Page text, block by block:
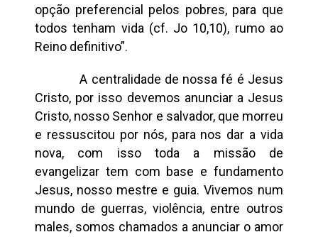
opção preferencial pelos pobres, para que
todos tenham vida (cf. Jo 10,10), rumo ao
Reino definitivo”.
A centralidade de nossa fé é Jesus
Cristo, por isso devemos anunciar a Jesus
Cristo, nosso Senhor e salvador, que morreu
e ressuscitou por nós, para nos dar a vida
nova, com isso toda a missão de
evangelizar tem com base e fundamento
Jesus, nosso mestre e guia. Vivemos num
mundo de guerras, violência, entre outros
males, somos chamados a anunciar o amor